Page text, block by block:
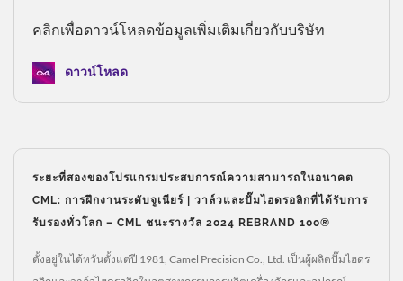
คลิกเพื่อดาวน์โหลดข้อมูลเพิ่มเติมเกี่ยวกับบริษัท
ดาวน์โหลด
ระยะที่สองของโปรแกรมประสบการณ์ความสามารถในอนาคต
CML: การฝึกงานระดับจูเนียร์ | วาล์วและปั๊มไฮดรอลิกที่ได้รับการ
รับรองทั่วโลก – CML ชนะรางวัล 2024 REBRAND 100®
ตั้งอยู่ในไต้หวันตั้งแต่ปี 1981, Camel Precision Co., Ltd. เป็นผู้ผลิตปั๊มไฮดร